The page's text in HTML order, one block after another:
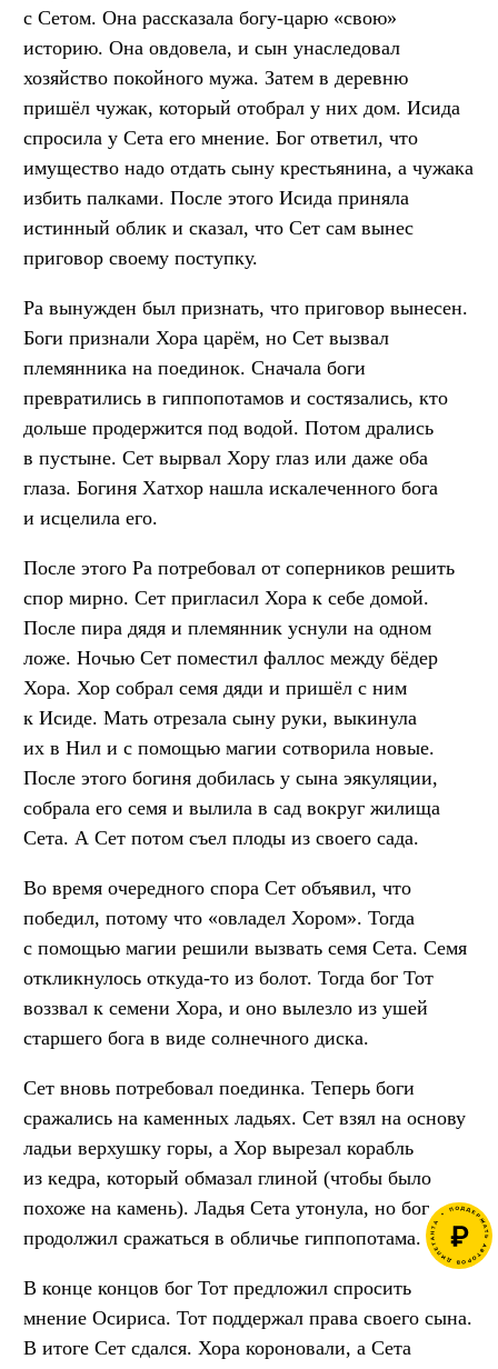
с Сетом. Она рассказала богу-царю «свою»
историю. Она овдовела, и сын унаследовал
хозяйство покойного мужа. Затем в деревню
пришёл чужак, который отобрал у них дом. Исида
спросила у Сета его мнение. Бог ответил, что
имущество надо отдать сыну крестьянина, а чужака
избить палками. После этого Исида приняла
истинный облик и сказал, что Сет сам вынес
приговор своему поступку.
Ра вынужден был признать, что приговор вынесен.
Боги признали Хора царём, но Сет вызвал
племянника на поединок. Сначала боги
превратились в гиппопотамов и состязались, кто
дольше продержится под водой. Потом дрались
в пустыне. Сет вырвал Хору глаз или даже оба
глаза. Богиня Хатхор нашла искалеченного бога
и исцелила его.
После этого Ра потребовал от соперников решить
спор мирно. Сет пригласил Хора к себе домой.
После пира дядя и племянник уснули на одном
ложе. Ночью Сет поместил фаллос между бёдер
Хора. Хор собрал семя дяди и пришёл с ним
к Исиде. Мать отрезала сыну руки, выкинула
их в Нил и с помощью магии сотворила новые.
После этого богиня добилась у сына эякуляции,
собрала его семя и вылила в сад вокруг жилища
Сета. А Сет потом съел плоды из своего сада.
Во время очередного спора Сет объявил, что
победил, потому что «овладел Хором». Тогда
с помощью магии решили вызвать семя Сета. Семя
откликнулось откуда-то из болот. Тогда бог Тот
воззвал к семени Хора, и оно вылезло из ушей
старшего бога в виде солнечного диска.
Сет вновь потребовал поединка. Теперь боги
сражались на каменных ладьях. Сет взял на основу
ладьи верхушку горы, а Хор вырезал корабль
из кедра, который обмазал глиной (чтобы было
похоже на камень). Ладья Сета утонула, но бог
продолжил сражаться в обличье гиппопотама.
В конце концов бог Тот предложил спросить
мнение Осириса. Тот поддержал права своего сына.
В итоге Сет сдался. Хора короновали, а Сета